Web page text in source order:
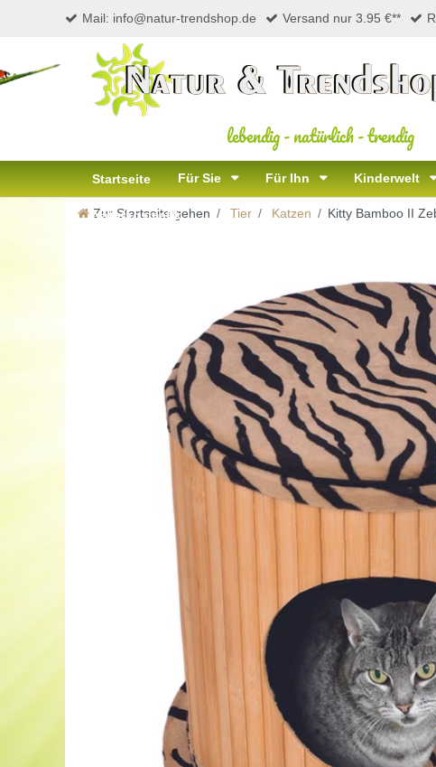
Mail: info@natur-trendshop.de Versand nur 3.95 €**
lebendig-natürlich-trendig
Startseite Für Sie Für Ihn Kinderwelt
Naturkosmetik
Zur Startseite gehen Tier Katzen Kitty Bamboo II